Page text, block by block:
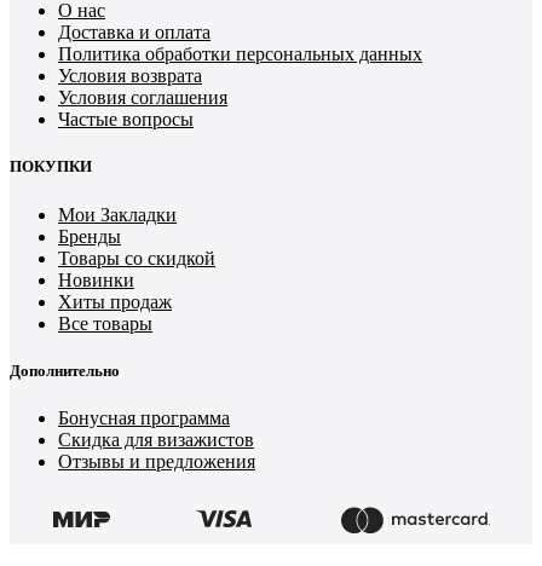
О нас
Доставка и оплата
Политика обработки персональных данных
Условия возврата
Условия соглашения
Частые вопросы
ПОКУПКИ
Мои Закладки
Бренды
Товары со скидкой
Новинки
Хиты продаж
Все товары
Дополнительно
Бонусная программа
Скидка для визажистов
Отзывы и предложения